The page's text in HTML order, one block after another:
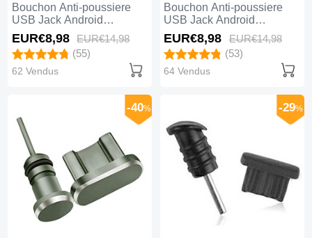
Bouchon Anti-poussiere
USB Jack Android
Universel C02 Argent
EUR€8,98 EUR€14,98
(55)
62 Vendus
Bouchon Anti-poussiere
USB Jack Android
Universel C02 Or Rose
EUR€8,98 EUR€14,98
(53)
64 Vendus
-40% -29%